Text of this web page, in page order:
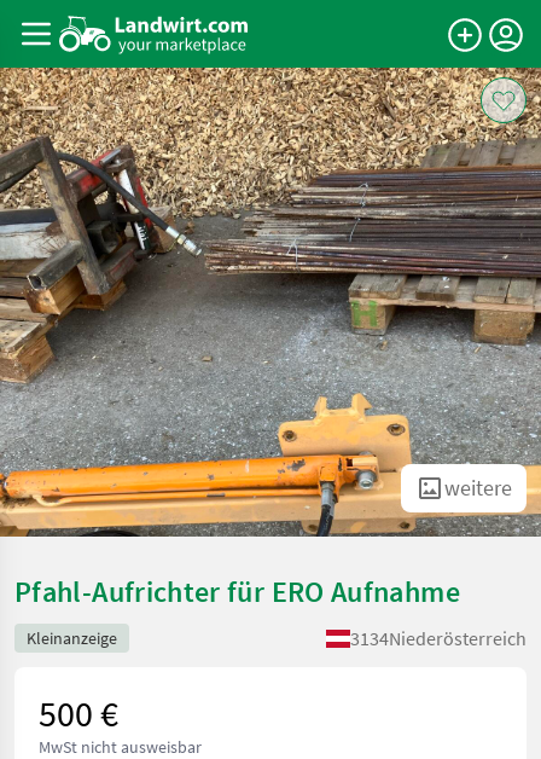
weitere
Pfahl-Aufrichter für ERO Aufnahme
Kleinanzeige 3134Niederösterreich
500 €
MwSt nicht ausweisbar